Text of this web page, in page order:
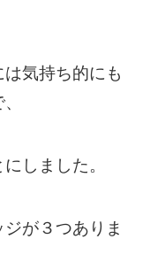
気持ち的にも
しました。
が３つありま